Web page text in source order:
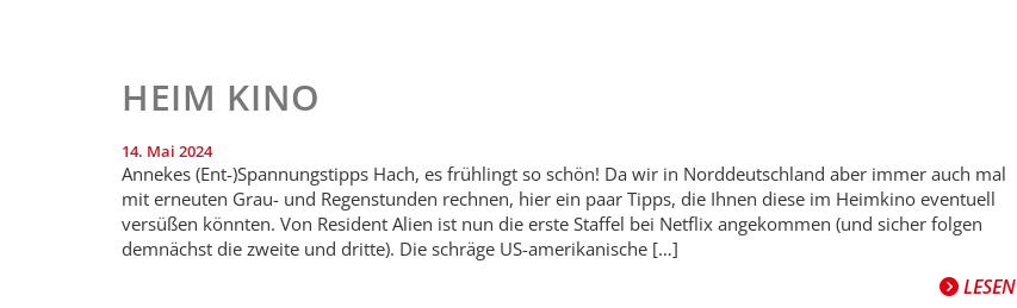
HEIM KINO
14. Mai 2024
Annekes (Ent-)Spannungstipps Hach, es frühlingt so schön! Da wir in Norddeutschland aber immer auch mal
mit erneuten Grau- und Regenstunden rechnen, hier ein paar Tipps, die Ihnen diese im Heimkino eventuell
versüßen könnten. Von Resident Alien ist nun die erste Staffel bei Netflix angekommen (und sicher folgen
demnächst die zweite und dritte). Die schräge US-amerikanische […]
LESEN